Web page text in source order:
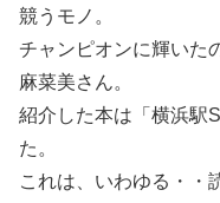
競うモノ。
チャンピオンに輝いた
麻菜美さん。
紹介した本は「横浜駅
た。
これは、いわゆる・・